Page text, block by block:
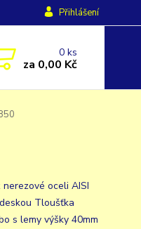
Přihlášení
0ks
za 0,00 Kč
oceli AISI
Tloušťka
s lemy výšky 40mm